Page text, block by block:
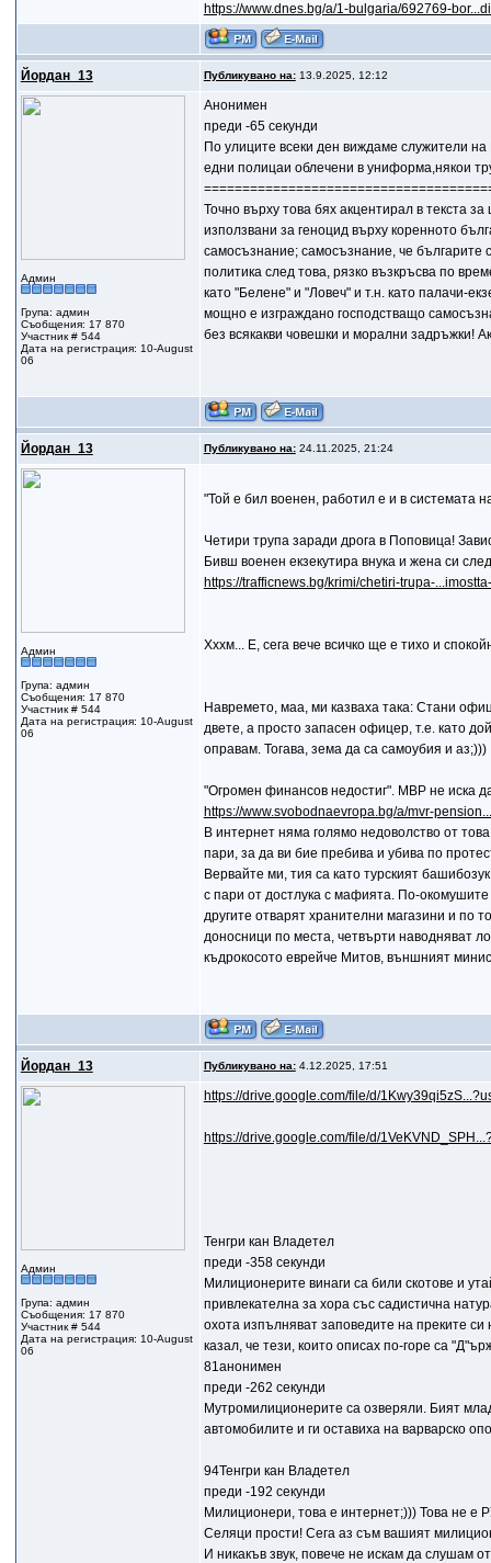
https://www.dnes.bg/a/1-bulgaria/692769-
Йордан_13 Публикувано на:13.9.2025, 12:12
Админ
Група: админ
Съобщения: 17 870
Участник # 544
Дата на регистрация: 10-August
06
Анонимен
преди -65 секунди
По улиците всеки ден виждаме служители
едни полицаи облечени в униформа,някои
Точно върху това бях акцентирал в текста
използвани за геноцид върху коренното
самосъзнание; самосъзнание, че българите
политика след това, рязко възкръсва по
като "Белене" и "Ловеч" и т.н. като палачи-
мощно е изграждано господстващо
без всякакви човешки и морални задръжки!
Йордан_13 Публикувано на:24.11.2025, 21:24
Админ
Група: админ
Съобщения: 17 870
Участник # 544
Дата на регистрация: 10-August
06
"Той е бил военен, работил е и в системата
Четири трупа заради дрога в Поповица!
Бивш военен екзекутира внука и жена си
https://trafficnews.bg/krimi/chetiri-trupa-
Хххм... Е, сега вече всичко ще е тихо и
Навремето, маа, ми казваха така: Стани
двете, а просто запасен офицер, т.е. като
оправам. Тогава, зема да са самоубия и аз;)))
"Огромен финансов недостиг". МВР не иска
https://www.svobodnaevropa.bg/a/mvr-
В интернет няма голямо недоволство от
пари, за да ви бие пребива и убива по
Вервайте ми, тия са като турският
с пари от достлука с мафията. По-окомушите
другите отварят хранителни магазини и по
доносници по места, четвърти наводняват
къдрокосото еврейче Митов, външният
Йордан_13 Публикувано на:4.12.2025, 17:51
Админ
Група: админ
Съобщения: 17 870
Участник # 544
Дата на регистрация: 10-August
06
https://drive.google.com/file/d/
https://drive.google.com/file/d/
Тенгри кан Владетел
преди -358 секунди
Милиционерите винаги са били скотове и
привлекателна за хора със садистична
охота изпълняват заповедите на преките
казал, че тези, които описах по-горе са
81анонимен
преди -262 секунди
Мутромилиционерите са озверяли. Бият
автомобилите и ги оставиха на варварско
94Тенгри кан Владетел
преди -192 секунди
Милиционери, това е интернет;))) Това не е
Селяци прости! Сега аз съм вашият
И никакъв звук, повече не искам да слушам